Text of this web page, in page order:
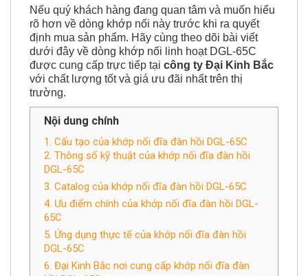
loại khớp nối mền đệm cao su
Nếu quý khách hàng đang quan tâm và muốn hiểu
rõ hơn về dòng khớp nối này trước khi ra quyết
định mua sản phẩm. Hãy cùng theo dõi bài viết
dưới đây về dòng khớp nối linh hoạt DGL-65C
được cung cấp trực tiếp tạicông ty Đại Kinh Bắc
với chất lượng tốt và giá ưu đãi nhất trên thị
trường.
Nội dung chính
1. Cấu tạo của khớp nối đĩa đàn hồi DGL-65C
2. Thông số kỹ thuật của khớp nối đĩa đàn hồi
DGL-65C
3. Catalog của khớp nối đĩa đàn hồi DGL-65C
4. Ưu điểm chính của khớp nối đĩa đàn hồi DGL-
65C
5. Ứng dụng thực tế của khớp nối đĩa đàn hồi
DGL-65C